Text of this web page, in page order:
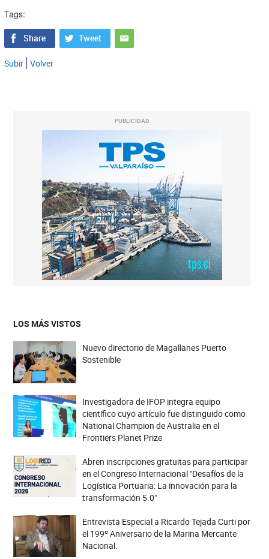
Tags:
Subir Volver
PUBLICIDAD
LOS MÁS VISTOS
Nuevo directorio de Magallanes Puerto
Sostenible
Investigadora de IFOP integra equipo
científico cuyo artículo fue distinguido como
National Champion de Australia en el
Frontiers Planet Prize
Abren inscripciones gratuitas para participar
en el Congreso Internacional "Desafíos de la
Logística Portuaria: La innovación para la
transformación 5.0"
Entrevista Especial a Ricardo Tejada Curti por
el 199º Aniversario de la Marina Mercante
Nacional.